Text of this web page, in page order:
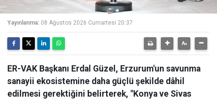
Yayınlanma: 08 Ağustos 2026 Cumartesi 20:37
ER-VAK Başkanı Erdal Güzel, Erzurum'un savunma
sanayii ekosistemine daha güçlü şekilde dâhil
edilmesi gerektiğini belirterek, "Konya ve Sivas